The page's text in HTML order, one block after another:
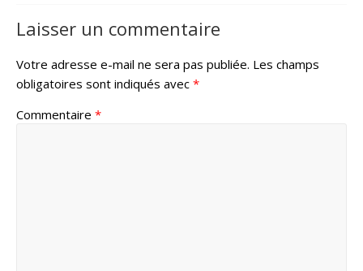
Laisser un commentaire
Votre adresse e-mail ne sera pas publiée. Les champs
obligatoires sont indiqués avec *
Commentaire *